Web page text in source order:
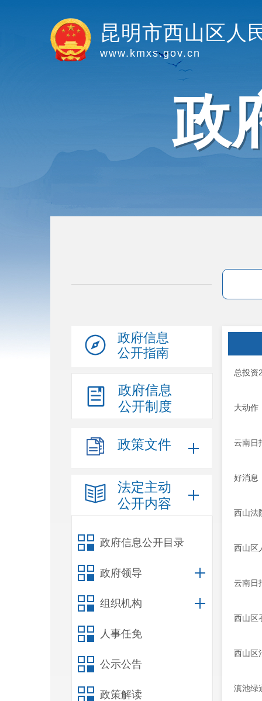
昆明市西山区人
www.kmxs.gov.cn
政
政府信息
公开指南
政府信息
公开制度
政策文件
法定主动
公开内容
政府信息公开目录
政府领导
组织机构
人事任免
公示公告
政策解读
总投资
大动作
云南日
好消息
西山法
西山区
云南日
西山区
西山区
滇池绿